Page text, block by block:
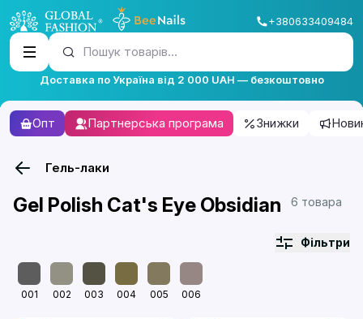
+380633409484
Пошук товарів...
Доставка по Україна від 2 000 UAH — безкоштовно
Опт Партнерська програма Знижки
Гель-лаки
Gel Polish Cat's Eye Obsidian 6 товара
Фільтри
001 002 003 004 005 006